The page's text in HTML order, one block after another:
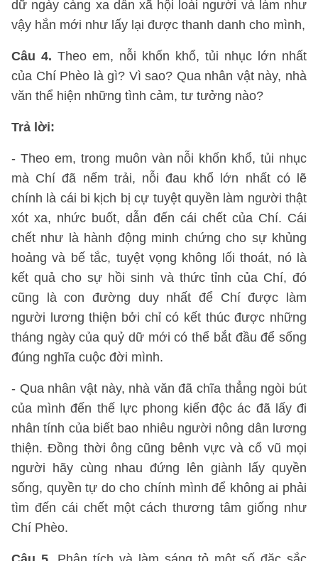
dữ ngày càng xa dần xã hội loài người và làm như
vậy hắn mới như lấy lại được thanh danh cho mình,
Câu 4. Theo em, nỗi khốn khổ, tủi nhục lớn nhất
của Chí Phèo là gì? Vì sao? Qua nhân vật này, nhà
văn thể hiện những tình cảm, tư tưởng nào?
Trả lời:
- Theo em, trong muôn vàn nỗi khốn khổ, tủi nhục
mà Chí đã nếm trải, nỗi đau khổ lớn nhất có lẽ
chính là cái bi kịch bị cự tuyệt quyền làm người thật
xót xa, nhức buốt, dẫn đến cái chết của Chí. Cái
chết như là hành động minh chứng cho sự khủng
hoảng và bế tắc, tuyệt vọng không lối thoát, nó là
kết quả cho sự hồi sinh và thức tỉnh của Chí, đó
cũng là con đường duy nhất để Chí được làm
người lương thiện bởi chỉ có kết thúc được những
tháng ngày của quỷ dữ mới có thể bắt đầu để sống
đúng nghĩa cuộc đời mình.
- Qua nhân vật này, nhà văn đã chĩa thẳng ngòi bút
của mình đến thế lực phong kiến độc ác đã lấy đi
nhân tính của biết bao nhiêu người nông dân lương
thiện. Đồng thời ông cũng bênh vực và cổ vũ mọi
người hãy cùng nhau đứng lên giành lấy quyền
sống, quyền tự do cho chính mình để không ai phải
tìm đến cái chết một cách thương tâm giống như
Chí Phèo.